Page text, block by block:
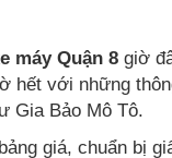
máy Quận 8 giờ
hết với những
Gia Bảo Mô Tô.
giá, chuẩn bị